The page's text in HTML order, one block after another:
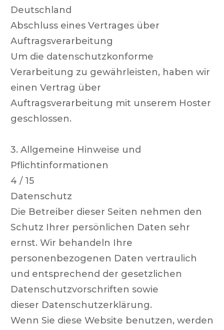
Deutschland
Abschluss eines Vertrages über
Auftragsverarbeitung
Um die datenschutzkonforme
Verarbeitung zu gewährleisten, haben wir
einen Vertrag über
Auftragsverarbeitung mit unserem Hoster
geschlossen.
3. Allgemeine Hinweise und
Pflichtinformationen
4 / 15
Datenschutz
Die Betreiber dieser Seiten nehmen den
Schutz Ihrer persönlichen Daten sehr
ernst. Wir behandeln Ihre
personenbezogenen Daten vertraulich
und entsprechend der gesetzlichen
Datenschutzvorschriften sowie
dieser Datenschutzerklärung.
Wenn Sie diese Website benutzen, werden